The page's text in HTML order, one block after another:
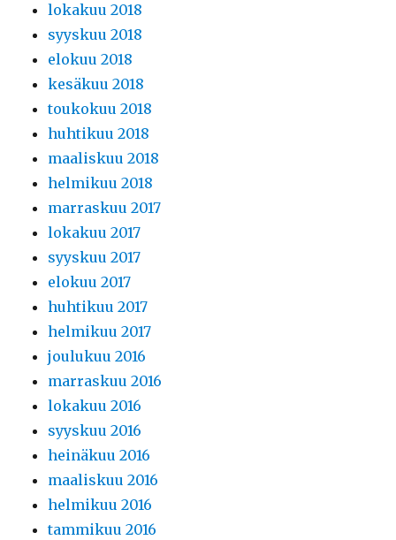
lokakuu 2018
syyskuu 2018
elokuu 2018
kesäkuu 2018
toukokuu 2018
huhtikuu 2018
maaliskuu 2018
helmikuu 2018
marraskuu 2017
lokakuu 2017
syyskuu 2017
elokuu 2017
huhtikuu 2017
helmikuu 2017
joulukuu 2016
marraskuu 2016
lokakuu 2016
syyskuu 2016
heinäkuu 2016
maaliskuu 2016
helmikuu 2016
tammikuu 2016